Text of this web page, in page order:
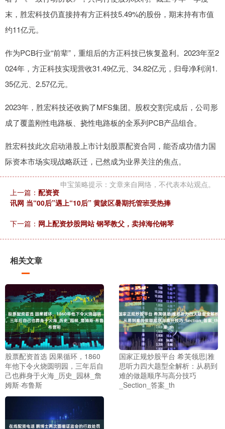
末，胜宏科技仍直接持有方正科技5.49%的股份，期末持有市值
约11亿元。
作为PCB行业“前辈”，重组后的方正科技已恢复盈利。2023年至2
024年，方正科技实现营收31.49亿元、34.82亿元，归母净利润1.
35亿元、2.57亿元。
2023年，胜宏科技还收购了MFS集团。股权交割完成后，公司形
成了覆盖刚性电路板、挠性电路板的全系列PCB产品组合。
胜宏科技此次启动港股上市计划股票配资合同，能否成功借力国
际资本市场实现战略跃迁，已然成为业界关注的焦点。
申宝策略提示：文章来自网络，不代表本站观点。
上一篇： 配资资
讯网 当“00后”遇上“10后” 黄陂区暑期托管班受热捧
下一篇： 网上配资炒股网站 钢琴教父，卖掉海伦钢琴
相关文章
股票配资首选 因果循环，1860
年他下令火烧圆明园，三年后自
己也葬身于火海_历史_园林_詹
姆斯·布鲁斯
国家正规炒股平台 希芙领思|雅
思听力四大题型全解析：从易到
难的做题顺序与高分技巧
_Section_答案_th